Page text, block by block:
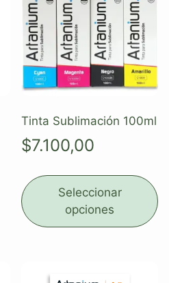
Tinta Sublimación 100ml
$7.100,00
Seleccionar
opciones